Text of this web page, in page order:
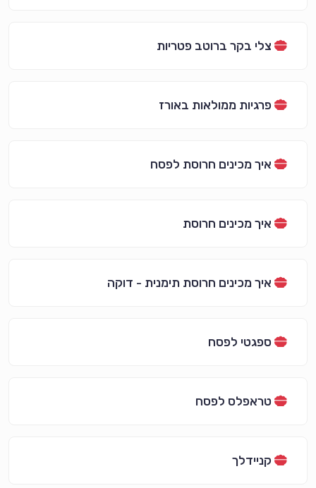
צלי בקר ברוטב פטריות
פרגיות ממולאות באורז
איך מכינים חרוסת לפסח
איך מכינים חרוסת
איך מכינים חרוסת תימנית - דוקה
ספגטי לפסח
טראפלס לפסח
קניידלך